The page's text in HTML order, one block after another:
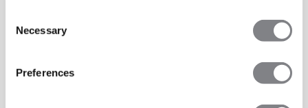
Selection
Necessary
Preferences